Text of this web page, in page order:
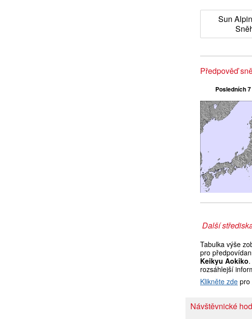
Sun
Předpověď
Posledních
Další
Tabulka výše
pro
Keikyu Aokiko
rozsáhlejší
Klikněte zde pro
Návštěvnické